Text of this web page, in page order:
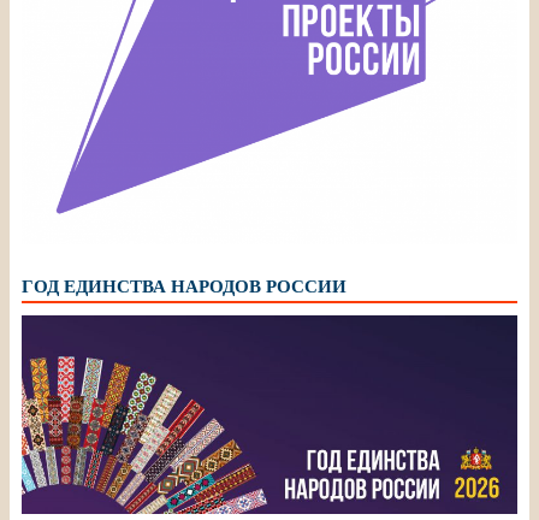
ГОД ЕДИНСТВА НАРОДОВ РОССИИ